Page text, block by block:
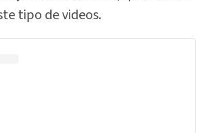
tipo de videos.